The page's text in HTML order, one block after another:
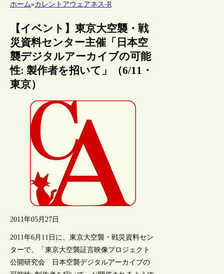
ホーム»カレントアウェアネス-R
【イベント】東京大空襲・戦
災資料センター主催「日本空
襲デジタルアーカイブの可能
性: 製作者を招いて」（6/11・
東京）
2011年05月27日
2011年6月11日に、東京大空襲・戦災資料セン
ターで、「東京大空襲証言映像プロジェクト
公開研究会 日本空襲デジタルアーカイブの